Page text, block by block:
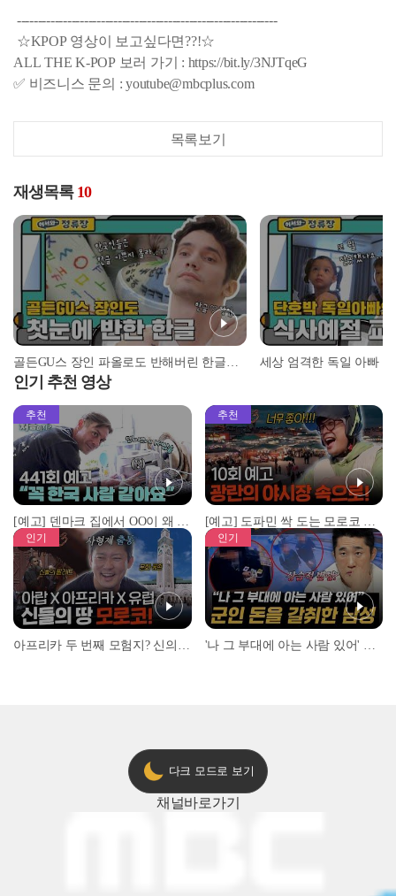
--------------------------------------------------------------
☆KPOP 영상이 보고싶다면??!☆
ALL THE K-POP 보러 가기 : https://bit.ly/3NJTqeG
✅ 비즈니스 문의 : youtube@mbcplus.com
목록보기
재생목록 10
골든GU스 장인 파올로도 반해버린 한글의 매력♥ l #어서와정류장 l #어서와한국은처음이지 l #MBCevery1 l EP.151
인기 추천 영상
추천
[예고] 덴마크 집에서 OO이 왜 나와...? 이상할 정도로 한국을 사랑하는 우리 형을 제보합니다!
추천
[예고] 도파민 싹 도는 모로코 야시장 투어!
인기 인기
다크 모드로 보기
채널바로가기